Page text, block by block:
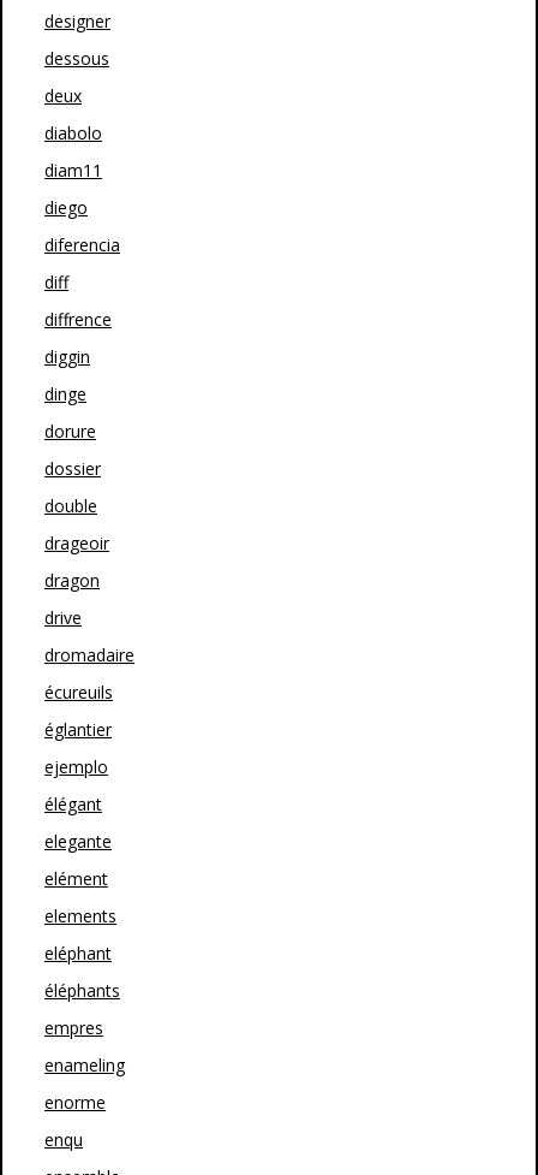
designer
dessous
deux
diabolo
diam11
diego
diferencia
diff
diffrence
diggin
dinge
dorure
dossier
double
drageoir
dragon
drive
dromadaire
écureuils
églantier
ejemplo
élégant
elegante
elément
elements
eléphant
éléphants
empres
enameling
enorme
enqu